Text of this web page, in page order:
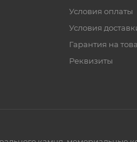
Условия оплаты
Условия
Гарантия на
Реквизиты